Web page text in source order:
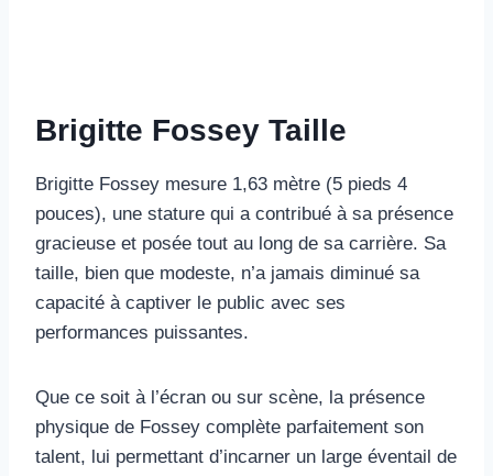
Brigitte Fossey Taille
Brigitte Fossey mesure 1,63 mètre (5 pieds 4
pouces), une stature qui a contribué à sa présence
gracieuse et posée tout au long de sa carrière. Sa
taille, bien que modeste, n’a jamais diminué sa
capacité à captiver le public avec ses
performances puissantes.
Que ce soit à l’écran ou sur scène, la présence
physique de Fossey complète parfaitement son
talent, lui permettant d’incarner un large éventail de